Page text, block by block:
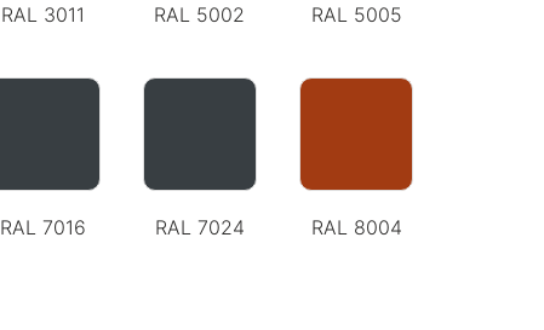
RAL 3011 RAL 5002 RAL 5005
RAL 7016 RAL 7024 RAL 8004